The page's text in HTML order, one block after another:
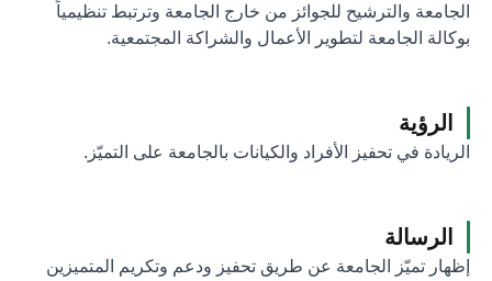
الجامعة والترشيح للجوائز من خارج الجامعة وترتبط تنظيمياً
بوكالة الجامعة لتطوير الأعمال والشراكة المجتمعية.
الرؤية
الريادة في تحفيز الأفراد والكيانات بالجامعة على التميّز.
الرسالة
إظهار تميّز الجامعة عن طريق تحفيز ودعم وتكريم المتميزين